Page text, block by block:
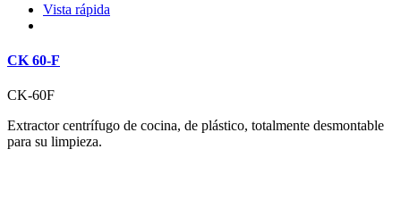
Vista rápida
CK 60-F
CK-60F
Extractor centrífugo de cocina, de plástico, totalmente desmontable
para su limpieza.